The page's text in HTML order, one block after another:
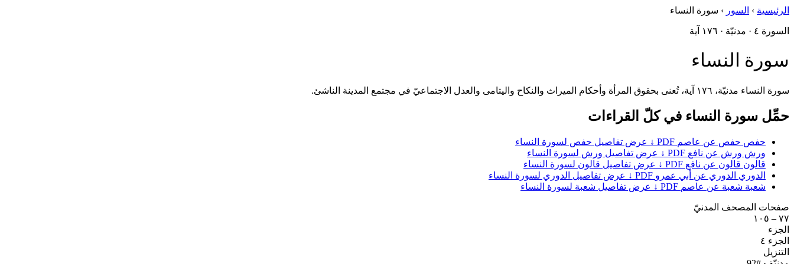
الرئيسية › السور › سورة النساء
السورة ٤ · مدنيّة · ١٧٦ آية
سورة النساء
سورة النساء مدنيّة، ١٧٦ آية، تُعنى بحقوق المرأة وأحكام الميراث والنكاح واليتامى والعدل الاجتماعيّ في مجتمع المدينة الناشئ.
حمِّل سورة النساء في كلّ القراءات
حفص حفص عن عاصم PDF ↓
عرض تفاصيل حفص لسورة النساء
ورش ورش عن نافع PDF ↓
عرض تفاصيل ورش لسورة النساء
قالون قالون عن نافع PDF ↓
عرض تفاصيل قالون لسورة النساء
الدوري الدوري عن أبي عمرو PDF ↓
عرض تفاصيل الدوري لسورة النساء
شعبة شعبة عن عاصم PDF ↓ عرض تفاصيل شعبة لسورة النساء
صفحات المصحف المدنيّ
٧٧ – ١٠٥
الجزء
الجزء ٤
التنزيل